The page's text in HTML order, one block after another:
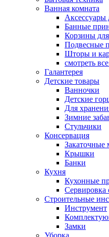
Ванная комната
Аксессуары
Банные
Корзины
Подвесные
Шторы и
смотреть
Галантерея
Детские товары
Ванночки
Детские
Для
Зимние
Стульчики
Консервация
Закаточные
Крышки
Банки
Кухня
Кухонные
Сервировка
Строительные
Инструмент
Замки
Уборка